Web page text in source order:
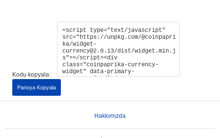
Kodu kopyala:
Panoya Kopyala
Hakkımızda